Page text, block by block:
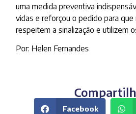
uma medida preventiva
vidas e reforçou o pedido para
respeitem a sinalização e utilizem
Por: Helen Fernandes
Facebook